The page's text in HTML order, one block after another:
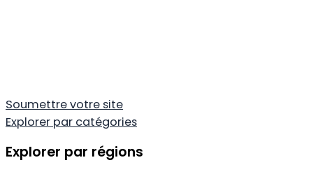
Soumettre votre site
Explorer par catégories
Explorer par régions